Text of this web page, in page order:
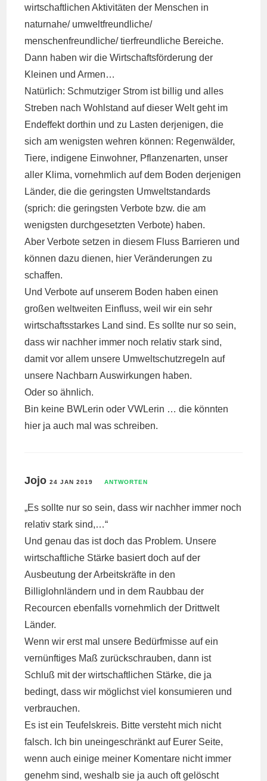
wirtschaftlichen Aktivitäten der Menschen in
naturnahe/ umweltfreundliche/
menschenfreundliche/ tierfreundliche Bereiche.
Dann haben wir die Wirtschaftsförderung der
Kleinen und Armen…
Natürlich: Schmutziger Strom ist billig und alles
Streben nach Wohlstand auf dieser Welt geht im
Endeffekt dorthin und zu Lasten derjenigen, die
sich am wenigsten wehren können: Regenwälder,
Tiere, indigene Einwohner, Pflanzenarten, unser
aller Klima, vornehmlich auf dem Boden derjenigen
Länder, die die geringsten Umweltstandards
(sprich: die geringsten Verbote bzw. die am
wenigsten durchgesetzten Verbote) haben.
Aber Verbote setzen in diesem Fluss Barrieren und
können dazu dienen, hier Veränderungen zu
schaffen.
Und Verbote auf unserem Boden haben einen
großen weltweiten Einfluss, weil wir ein sehr
wirtschaftsstarkes Land sind. Es sollte nur so sein,
dass wir nachher immer noch relativ stark sind,
damit vor allem unsere Umweltschutzregeln auf
unsere Nachbarn Auswirkungen haben.
Oder so ähnlich.
Bin keine BWLerin oder VWLerin … die könnten
hier ja auch mal was schreiben.
Jojo24 JAN 2019 ANTWORTEN
„Es sollte nur so sein, dass wir nachher immer noch
relativ stark sind,…“
Und genau das ist doch das Problem. Unsere
wirtschaftliche Stärke basiert doch auf der
Ausbeutung der Arbeitskräfte in den
Billiglohnländern und in dem Raubbau der
Recourcen ebenfalls vornehmlich der Drittwelt
Länder.
Wenn wir erst mal unsere Bedürfmisse auf ein
vernünftiges Maß zurückschrauben, dann ist
Schluß mit der wirtschaftlichen Stärke, die ja
bedingt, dass wir möglichst viel konsumieren und
verbrauchen.
Es ist ein Teufelskreis. Bitte versteht mich nicht
falsch. Ich bin uneingeschränkt auf Eurer Seite,
wenn auch einige meiner Komentare nicht immer
genehm sind, weshalb sie ja auch oft gelöscht